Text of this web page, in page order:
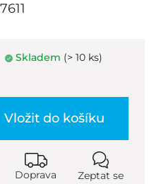
Skladem (> 10 ks)
Vložit do košíku
Doprava Zeptat se